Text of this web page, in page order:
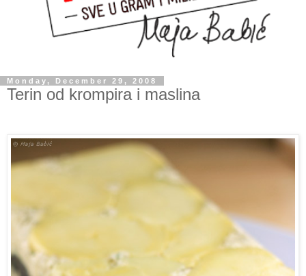
Monday, December 29, 2008
Terin od krompira i maslina